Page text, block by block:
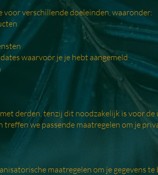
verschillende doeleinden, waaronder:
waarvoor je je hebt aangemeld
derden, tenzij dit noodzakelijk is voor
we passende maatregelen om je
maatregelen om je gegevens